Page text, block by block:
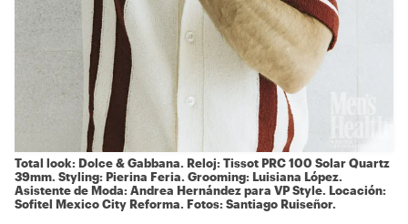
Total look: Dolce & Gabbana. Reloj: Tissot PRC 100 Solar Quartz
39mm. Styling: Pierina Feria. Grooming: Luisiana López.
Asistente de Moda: Andrea Hernández para VP Style. Locación:
Sofitel Mexico City Reforma. Fotos: Santiago Ruiseñor.